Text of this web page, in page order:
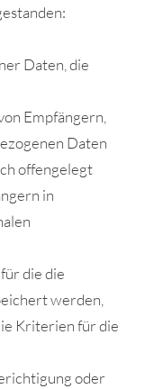
Daten, die
Empfängern,
Daten
offengelegt
in
die die
werden,
Kriterien für die
oder